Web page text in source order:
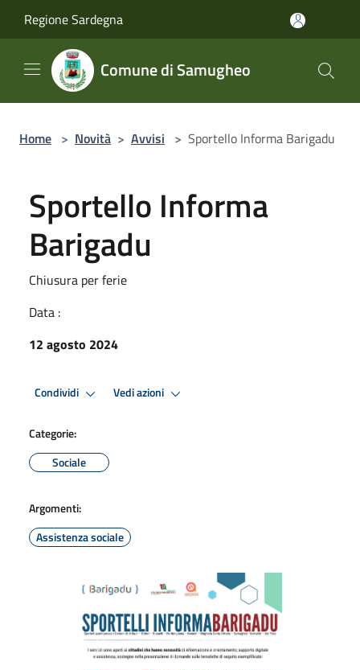
Regione Sardegna
Comune di Samugheo
Home > Novità > Avvisi > Sportello Informa Barigadu
Sportello Informa
Barigadu
Chiusura per ferie
Data :
12 agosto 2024
Condividi Vedi azioni
Categorie:
Sociale
Argomenti:
Assistenza sociale